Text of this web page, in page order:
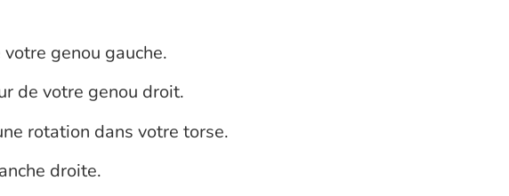
genou gauche.
de votre genou droit.
rotation dans votre torse.
droite.